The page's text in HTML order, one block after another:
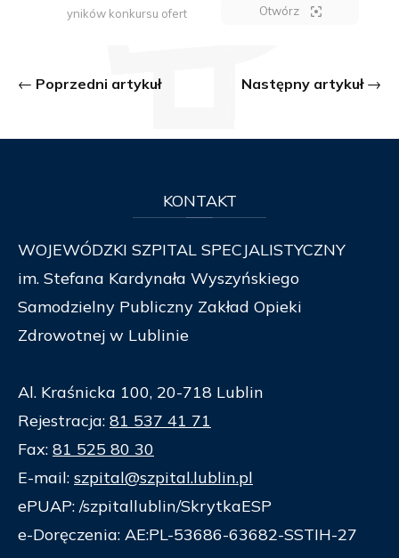
yników konkursu ofert Otwórz
Poprzedni artykuł Następny artykuł
KONTAKT
WOJEWÓDZKI SZPITAL SPECJALISTYCZNY
im. Stefana Kardynała Wyszyńskiego
Samodzielny Publiczny Zakład Opieki
Zdrowotnej w Lublinie
Al. Kraśnicka 100, 20-718 Lublin
Rejestracja: 81 537 41 71
Fax: 81 525 80 30
E-mail: szpital@szpital.lublin.pl
ePUAP: /szpitallublin/SkrytkaESP
e-Doręczenia: AE:PL-53686-63682-SSTIH-27